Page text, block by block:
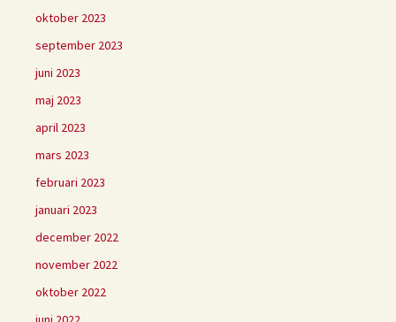
oktober 2023
september 2023
juni 2023
maj 2023
april 2023
mars 2023
februari 2023
januari 2023
december 2022
november 2022
oktober 2022